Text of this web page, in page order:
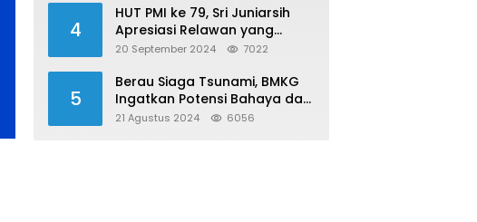
4
HUT PMI ke 79, Sri Juniarsih
Apresiasi Relawan yang
Konsisten Donor Darah
20 September 2024 7022
5
Berau Siaga Tsunami, BMKG
Ingatkan Potensi Bahaya dari
Megathrust Utara Sulawesi
21 Agustus 2024 6056